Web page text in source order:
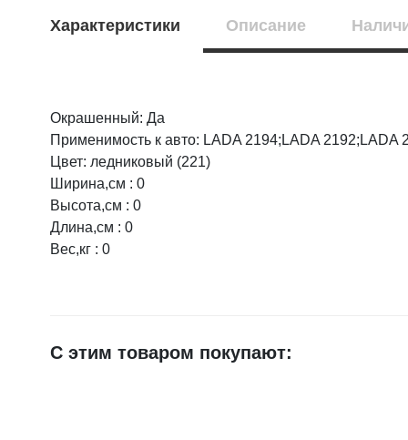
Характеристики Описание
Окрашенный: Да
Применимость к авто: LADA 2194;LADA 2192;LADA
Цвет: ледниковый (221)
Ширина,см : 0
Высота,см : 0
Длина,см : 0
Вес,кг : 0
Оцените товар:
Ваше имя
E-mail
С этим товаром покупают: